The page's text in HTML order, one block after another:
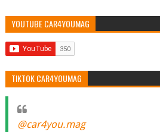
YOUTUBE CAR4YOUMAG
TIKTOK CAR4YOUMAG
@car4you.mag